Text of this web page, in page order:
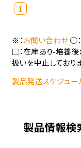
1
※：お問い合わせ○
□：在庫あり-培養
扱いを中止しており
製品発送スケジュー
製品情報検